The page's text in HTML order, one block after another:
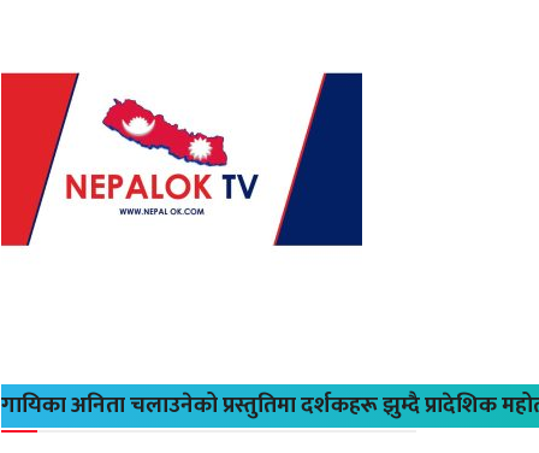
गायिका अनिता चलाउनेको प्रस्तुतिमा दर्शकहरू झुम्दै प्रादेशिक